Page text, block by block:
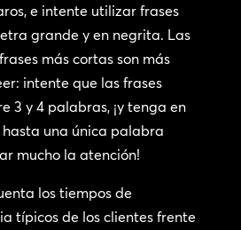
e intente utilizar frases
grande y en negrita. Las
más cortas son más
intente que las frases
3 y 4 palabras, ¡y tenga en
una única palabra
mucho la atención!
los tiempos de
típicos de los clientes frente